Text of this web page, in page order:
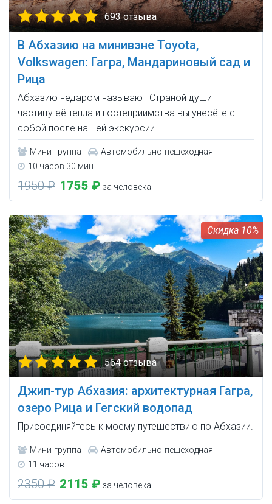
693 отзыва
В Абхазию на минивэне Toyota,
Volkswagen: Гагра, Мандариновый сад и
Рица
Абхазию недаром называют Страной души —
частицу её тепла и гостеприимства вы унесёте с
собой после нашей экскурсии.
Мини-группа
Автомобильно-пешеходная
10 часов 30 мин.
1950 ₽ 1755 ₽ за человека
10%
564 отзыва
Джип-тур Абхазия: архитектурная Гагра,
озеро Рица и Гегский водопад
Присоединяйтесь к моему путешествию по Абхазии.
Мини-группа
Автомобильно-пешеходная
11 часов
2350 ₽ 2115 ₽ за человека